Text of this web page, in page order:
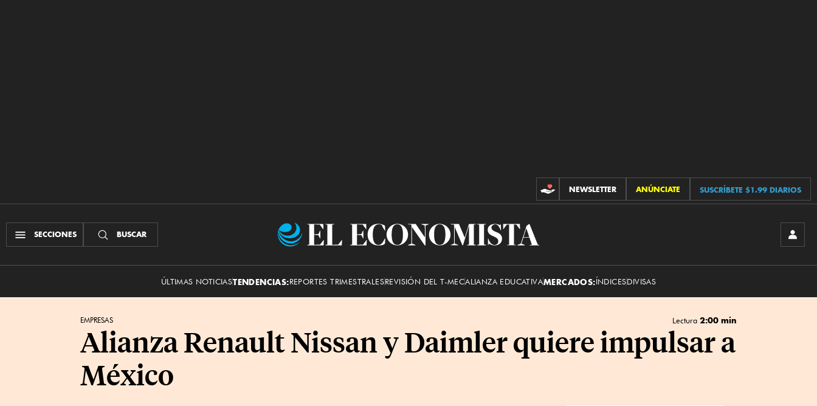
CONTRIBUCIONES
NEWSLETTER ANÚNCIATE SUSCRÍBETE $1.99 DIARIOS
SECCIONES BUSCAR
El
ÚLTIMAS NOTICIASTENDENCIAS:REPORTES TRIMESTRALESREVISIÓN DEL T-MECALIANZA EDUCATIVAMERCADOS:ÍNDICESDIVISAS
EMPRESAS Lectura 2:00 min
Alianza Renault Nissan y Daimler quiere impulsar a
México